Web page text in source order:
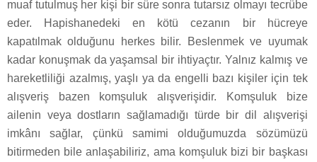
muaf tutulmuş her kişi bir süre sonra tutarsız olmayı tecrübe
eder. Hapishanedeki en kötü cezanın bir hücreye
kapatılmak olduğunu herkes bilir. Beslenmek ve uyumak
kadar konuşmak da yaşamsal bir ihtiyaçtır. Yalnız kalmış ve
hareketliliği azalmış, yaşlı ya da engelli bazı kişiler için tek
alışveriş bazen komşuluk alışverişidir. Komşuluk bize
ailenin veya dostların sağlamadığı türde bir dil alışverişi
imkânı sağlar, çünkü samimi olduğumuzda sözümüzü
bitirmeden bile anlaşabiliriz, ama komşuluk bizi bir başkası